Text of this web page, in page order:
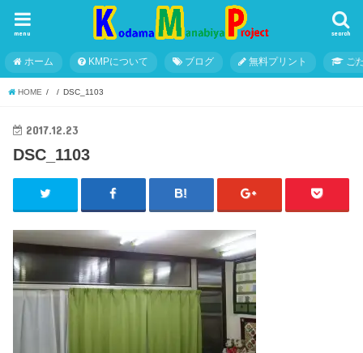
search
menu
ホーム KMPについて ブログ 無料プリント こ
HOME DSC_1103
2017.12.23
DSC_1103